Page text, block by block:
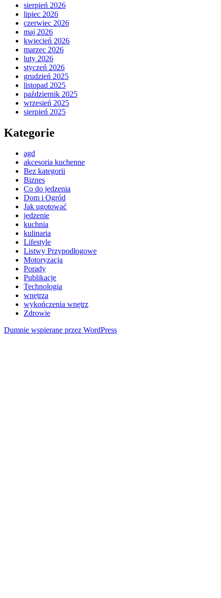
sierpień 2026
lipiec 2026
czerwiec 2026
maj 2026
kwiecień 2026
marzec 2026
luty 2026
styczeń 2026
grudzień 2025
listopad 2025
październik 2025
wrzesień 2025
sierpień 2025
Kategorie
agd
akcesoria kuchenne
Bez kategorii
Biznes
Co do jedzenia
Dom i Ogród
Jak ugotować
jedzenie
kuchnia
kulinaria
Lifestyle
Listwy Przypodłogowe
Motoryzacja
Porady
Publikacje
Technologia
wnętrza
wykończenia wnętrz
Zdrowie
Dumnie wspierane przez WordPress